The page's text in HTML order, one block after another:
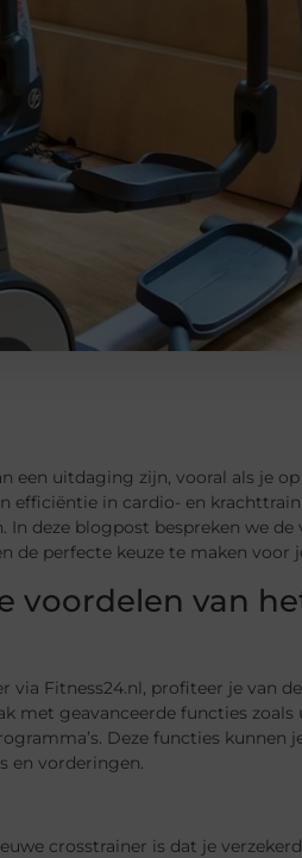
een uitdaging zijn, vooral als je
efficiëntie in cardio- en
deze blogpost bespreken we
de perfecte keuze te maken voor
voordelen van
via Fitness24.nl, profiteer je van
met geavanceerde functies
Deze functies
en vorderingen.
crosstrainer is dat je